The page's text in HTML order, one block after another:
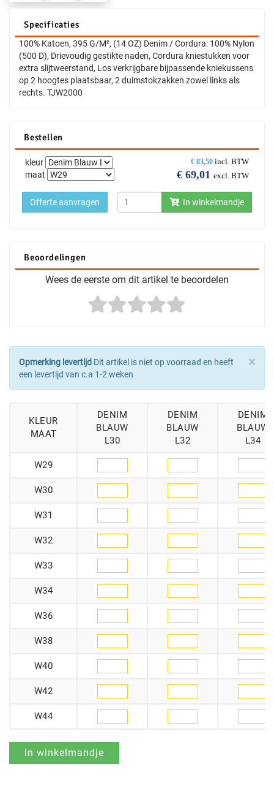
Specificaties
100% Katoen, 395 G/M², (14 OZ) Denim / Cordura: 100% Nylon
(500 D), Drievoudig gestikte naden, Cordura kniestukken voor
extra slijtweerstand, Los verkrijgbare bijpassende kniekussens
op 2 hoogtes plaatsbaar, 2 duimstokzakken zowel links als
rechts. TJW2000
Bestellen
€ 83,50 incl. BTW
€ 69,01 excl. BTW
kleur
maat
In winkelmandje
Offerte aanvragen
Beoordelingen
Wees de eerste om dit artikel te beoordelen
×
Opmerking levertijd Dit artikel is niet op voorraad en heeft
een levertijd van c.a 1-2 weken
KLEUR
MAAT
DENIM
BLAUW
L30
DENIM
BLAUW
L32
DENIM
BLAUW
L34
W29
W30
W31
W32
W33
W34
W36
W38
W40
W42
W44